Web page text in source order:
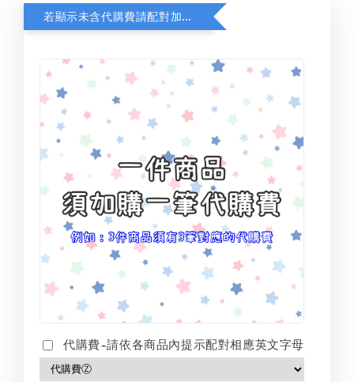
若顯示未含代購費請配對加購(未加購視同無效訂單)
代購費-請依各商品內提示配對相應英文字母